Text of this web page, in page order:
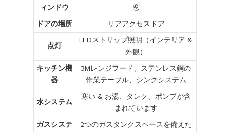
ィンドウ
窓
ドアの場所 リアアクセスドア
点灯
LEDストリップ照明（インテリア &
外観）
キッチン機
器
3Mレンジフード、ステンレス鋼の
作業テーブル、シンクシステム
水システム
寒い & お湯、タンク、ポンプが含
まれています
ガスシステ
2つのガスタンクスペースを備えた